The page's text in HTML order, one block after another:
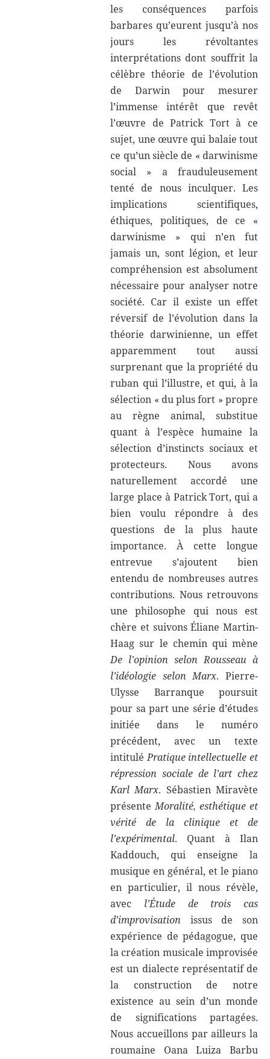
les conséquences parfois
barbares qu’eurent jusqu’à nos
jours les révoltantes
interprétations dont souffrit la
célèbre théorie de l’évolution
de Darwin pour mesurer
l’immense intérêt que revêt
l’œuvre de Patrick Tort à ce
sujet, une œuvre qui balaie tout
ce qu’un siècle de « darwinisme
social » a frauduleusement
tenté de nous inculquer. Les
implications scientifiques,
éthiques, politiques, de ce «
darwinisme » qui n’en fut
jamais un, sont légion, et leur
compréhension est absolument
nécessaire pour analyser notre
société. Car il existe un effet
réversif de l’évolution dans la
théorie darwinienne, un effet
apparemment tout aussi
surprenant que la propriété du
ruban qui l’illustre, et qui, à la
sélection « du plus fort » propre
au règne animal, substitue
quant à l’espèce humaine la
sélection d’instincts sociaux et
protecteurs. Nous avons
naturellement accordé une
large place à Patrick Tort, qui a
bien voulu répondre à des
questions de la plus haute
importance. À cette longue
entrevue s’ajoutent bien
entendu de nombreuses autres
contributions. Nous retrouvons
une philosophe qui nous est
chère et suivons Éliane Martin-
Haag sur le chemin qui mène
De l’opinion selon Rousseau à
l’idéologie selon Marx. Pierre-
Ulysse Barranque poursuit
pour sa part une série d’études
initiée dans le numéro
précédent, avec un texte
intituléPratique intellectuelle et
répression sociale de l’art chez
Karl Marx. Sébastien Miravète
présenteMoralité, esthétique et
vérité de la clinique et de
l’expérimental. Quant à Ilan
Kaddouch, qui enseigne la
musique en général, et le piano
en particulier, il nous révèle,
avec l’Étude de trois cas
d’improvisation issus de son
expérience de pédagogue, que
la création musicale improvisée
est un dialecte représentatif de
la construction de notre
existence au sein d’un monde
de significations partagées.
Nous accueillons par ailleurs la
roumaine Oana Luiza Barbu